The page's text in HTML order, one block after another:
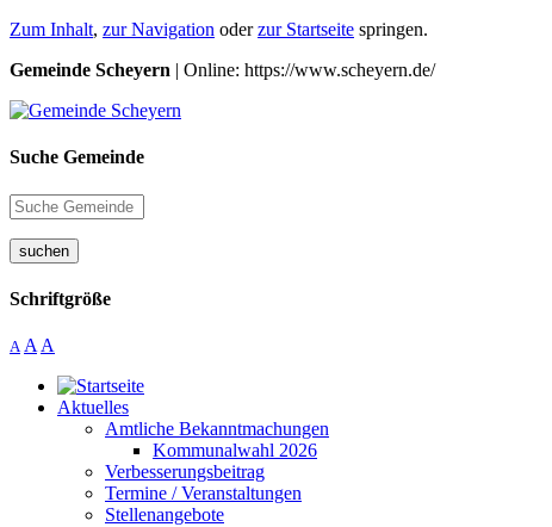
Zum Inhalt, zur Navigation oderzur Startseite springen.
Gemeinde Scheyern | Online: https://www.scheyern.de/
Suche Gemeinde
suchen
Schriftgröße
A A A
Aktuelles
Amtliche Bekanntmachungen
Kommunalwahl 2026
Verbesserungsbeitrag
Termine / Veranstaltungen
Stellenangebote